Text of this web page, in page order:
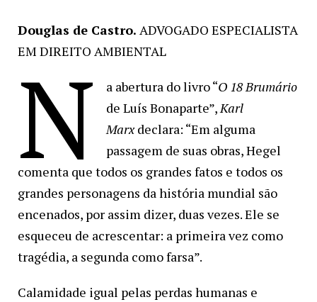
Douglas de Castro. ADVOGADO ESPECIALISTA
EM DIREITO AMBIENTAL
N a abertura do livro “O 18 Brumário
de Luís Bonaparte”,Karl
Marxdeclara: “Em alguma
passagem de suas obras, Hegel
comenta que todos os grandes fatos e todos os
grandes personagens da história mundial são
encenados, por assim dizer, duas vezes. Ele se
esqueceu de acrescentar: a primeira vez como
tragédia, a segunda como farsa”.
Calamidade igual pelas perdas humanas e